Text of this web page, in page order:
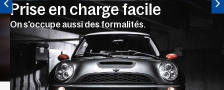
Prise en charge facile
On s'occupe aussi des formalités.